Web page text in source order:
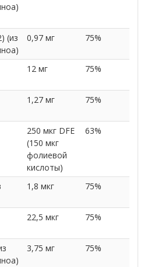
(из
0,97 мг 75%
12 мг 75%
1,27 мг 75%
250 мкг DFE
(150 мкг
фолиевой
кислоты)
63%
1,8 мкг 75%
22,5 мкг 75%
3,75 мг 75%